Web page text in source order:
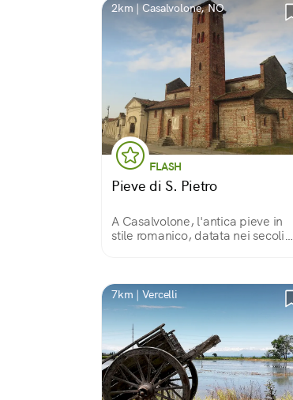
2km | Casalvolone, NO
FLASH
Pieve di S. Pietro
A Casalvolone, l'antica pieve in
stile romanico, datata nei secoli X
visitabile gratuitamente.
7km | Vercelli